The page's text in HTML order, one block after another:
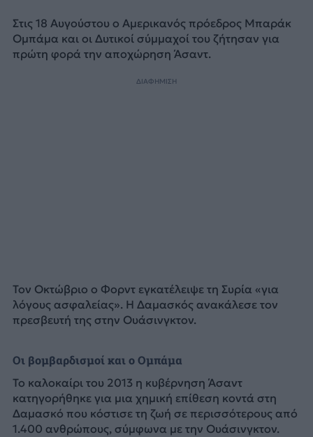
Στις 18 Αυγούστου ο Αμερικανός πρόεδρος Μπαράκ
Ομπάμα και οι Δυτικοί σύμμαχοί του ζήτησαν για
πρώτη φορά την αποχώρηση Άσαντ.
ΔΙΑΦΗΜΙΣΗ
Τον Οκτώβριο ο Φορντ εγκατέλειψε τη Συρία «για
λόγους ασφαλείας». Η Δαμασκός ανακάλεσε τον
πρεσβευτή της στην Ουάσινγκτον.
Οι βομβαρδισμοί και ο Ομπάμα
Το καλοκαίρι του 2013 η κυβέρνηση Άσαντ
κατηγορήθηκε για μια χημική επίθεση κοντά στη
Δαμασκό που κόστισε τη ζωή σε περισσότερους από
1.400 ανθρώπους, σύμφωνα με την Ουάσινγκτον.